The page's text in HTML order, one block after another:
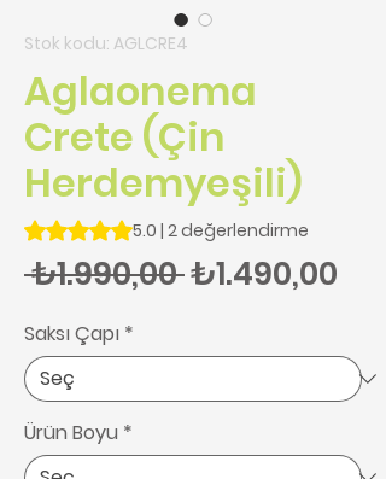
Stok kodu: AGLCRE4
Aglaonema
Crete (Çin
Herdemyeşili)
2 değerlendirmeye göre beş yıldız
5.0 | 2 değerlendirme
₺1.990,00 Normal Fiyat
₺1.490,00
Saksı Çapı *
Ürün Boyu *